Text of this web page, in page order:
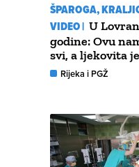
ŠPAROGA,
VIDEO | U
godine: Ovu
svi, a ljekovita
Rijeka i PGŽ